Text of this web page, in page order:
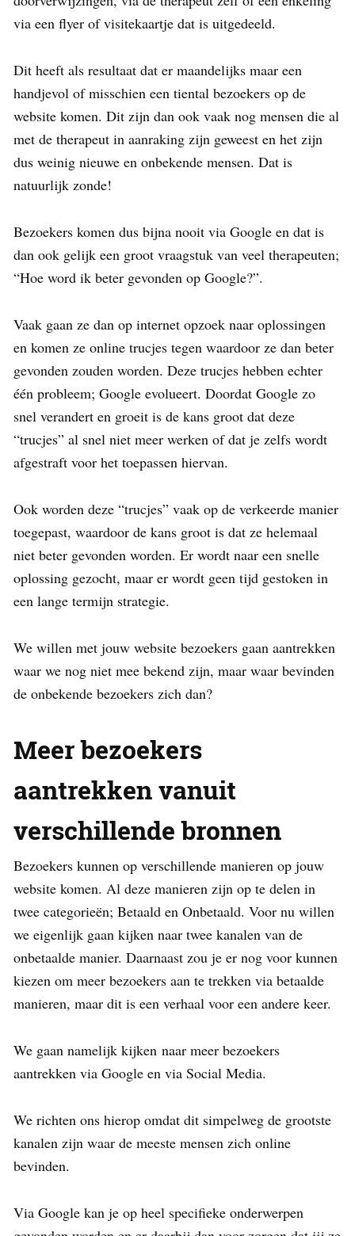
via een flyer of visitekaartje dat is uitgedeeld.
Dit heeft als resultaat dat er maandelijks maar een
handjevol of misschien een tiental bezoekers op de
website komen. Dit zijn dan ook vaak nog mensen die al
met de therapeut in aanraking zijn geweest en het zijn
dus weinig nieuwe en onbekende mensen. Dat is
natuurlijk zonde!
Bezoekers komen dus bijna nooit via Google en dat is
dan ook gelijk een groot vraagstuk van veel therapeuten;
“Hoe word ik beter gevonden op Google?”.
Vaak gaan ze dan op internet opzoek naar oplossingen
en komen ze online trucjes tegen waardoor ze dan beter
gevonden zouden worden. Deze trucjes hebben echter
één probleem; Google evolueert. Doordat Google zo
snel verandert en groeit is de kans groot dat deze
“trucjes” al snel niet meer werken of dat je zelfs wordt
afgestraft voor het toepassen hiervan.
Ook worden deze “trucjes” vaak op de verkeerde manier
toegepast, waardoor de kans groot is dat ze helemaal
niet beter gevonden worden. Er wordt naar een snelle
oplossing gezocht, maar er wordt geen tijd gestoken in
een lange termijn strategie.
We willen met jouw website bezoekers gaan aantrekken
waar we nog niet mee bekend zijn, maar waar bevinden
de onbekende bezoekers zich dan?
Meer bezoekers
aantrekken vanuit
verschillende bronnen
Bezoekers kunnen op verschillende manieren op jouw
website komen. Al deze manieren zijn op te delen in
twee categorieën; Betaald en Onbetaald. Voor nu willen
we eigenlijk gaan kijken naar twee kanalen van de
onbetaalde manier. Daarnaast zou je er nog voor kunnen
kiezen om meer bezoekers aan te trekken via betaalde
manieren, maar dit is een verhaal voor een andere keer.
We gaan namelijk kijken naar meer bezoekers
aantrekken via Google en via Social Media.
We richten ons hierop omdat dit simpelweg de grootste
kanalen zijn waar de meeste mensen zich online
bevinden.
Via Google kan je op heel specifieke onderwerpen